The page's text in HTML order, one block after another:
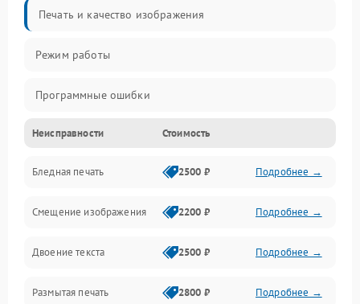
Печать и качество изображения
Режим работы
Программные ошибки
Картриджи и расходники
Сканер и копирование
Механика и узлы
Программные сбои
Подключение и интерфейсы
Неисправности Стоимость
Бледная печать 2500 ₽ Подробнее →
Смещение изображения 2200 ₽ Подробнее →
Двоение текста 2500 ₽ Подробнее →
Размытая печать 2800 ₽ Подробнее →